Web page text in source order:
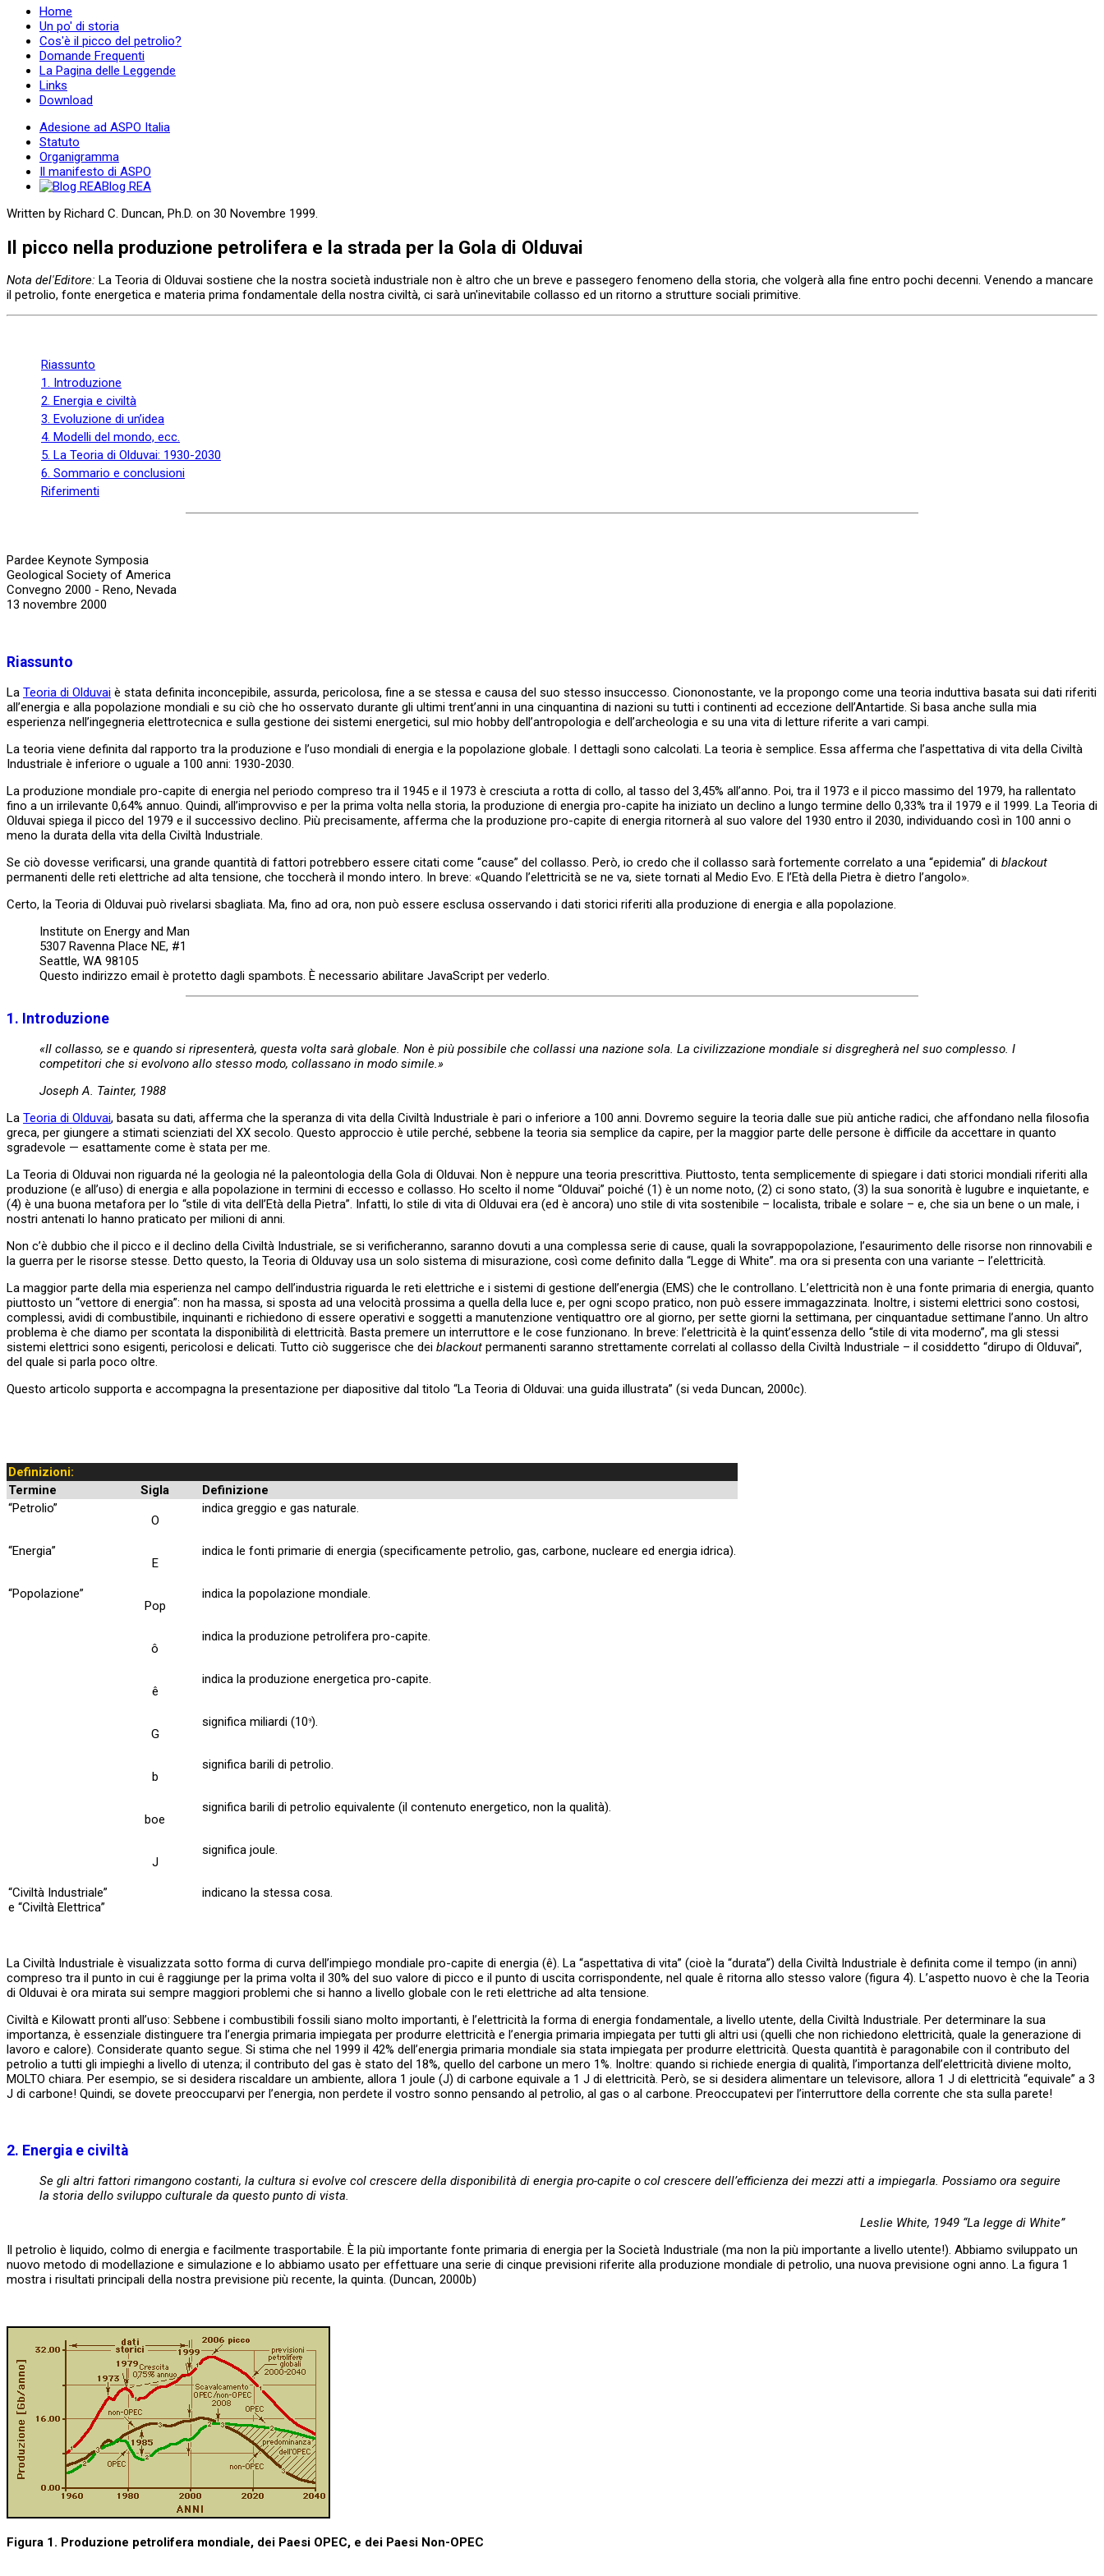
Home
Un po' di storia
Cos'è il picco del petrolio?
Domande Frequenti
La Pagina delle Leggende
Links
Download
Adesione ad ASPO Italia
Statuto
Organigramma
Il manifesto di ASPO
Blog REA
Written by Richard C. Duncan, Ph.D. on 30 Novembre 1999.
Il picco nella produzione petrolifera e la strada per la Gola di Olduvai
Nota del'Editore: La Teoria di Olduvai sostiene che la nostra società industriale non è altro che un breve e passegero fenomeno della storia, che volgerà alla fine entro pochi decenni. Venendo a mancare
il petrolio, fonte energetica e materia prima fondamentale della nostra civiltà, ci sarà un'inevitabile collasso ed un ritorno a strutture sociali primitive.
Riassunto
1. Introduzione
2. Energia e civiltà
3. Evoluzione di un’idea
4. Modelli del mondo, ecc.
5. La Teoria di Olduvai: 1930-2030
6. Sommario e conclusioni
Riferimenti
Pardee Keynote Symposia
Geological Society of America
Convegno 2000 - Reno, Nevada
13 novembre 2000
Riassunto
La Teoria di Olduvai è stata definita inconcepibile, assurda, pericolosa, fine a se stessa e causa del suo stesso insuccesso. Ciononostante, ve la propongo come una teoria induttiva basata sui dati riferiti
all’energia e alla popolazione mondiali e su ciò che ho osservato durante gli ultimi trent’anni in una cinquantina di nazioni su tutti i continenti ad eccezione dell’Antartide. Si basa anche sulla mia
esperienza nell’ingegneria elettrotecnica e sulla gestione dei sistemi energetici, sul mio hobby dell’antropologia e dell’archeologia e su una vita di letture riferite a vari campi.
La teoria viene definita dal rapporto tra la produzione e l’uso mondiali di energia e la popolazione globale. I dettagli sono calcolati. La teoria è semplice. Essa afferma che l’aspettativa di vita della Civiltà
Industriale è inferiore o uguale a 100 anni: 1930-2030.
La produzione mondiale pro-capite di energia nel periodo compreso tra il 1945 e il 1973 è cresciuta a rotta di collo, al tasso del 3,45% all’anno. Poi, tra il 1973 e il picco massimo del 1979, ha rallentato
fino a un irrilevante 0,64% annuo. Quindi, all’improvviso e per la prima volta nella storia, la produzione di energia pro-capite ha iniziato un declino a lungo termine dello 0,33% tra il 1979 e il 1999. La Teoria di
Olduvai spiega il picco del 1979 e il successivo declino. Più precisamente, afferma che la produzione pro-capite di energia ritornerà al suo valore del 1930 entro il 2030, individuando così in 100 anni o
meno la durata della vita della Civiltà Industriale.
Se ciò dovesse verificarsi, una grande quantità di fattori potrebbero essere citati come “cause” del collasso. Però, io credo che il collasso sarà fortemente correlato a una “epidemia” di blackout
permanenti delle reti elettriche ad alta tensione, che toccherà il mondo intero. In breve: «Quando l’elettricità se ne va, siete tornati al Medio Evo. E l’Età della Pietra è dietro l’angolo».
Certo, la Teoria di Olduvai può rivelarsi sbagliata. Ma, fino ad ora, non può essere esclusa osservando i dati storici riferiti alla produzione di energia e alla popolazione.
Institute on Energy and Man
5307 Ravenna Place NE, #1
Seattle, WA 98105
Questo indirizzo email è protetto dagli spambots. È necessario abilitare JavaScript per vederlo.
1. Introduzione
«Il collasso, se e quando si ripresenterà, questa volta sarà globale. Non è più possibile che collassi una nazione sola. La civilizzazione mondiale si disgregherà nel suo complesso. I
competitori che si evolvono allo stesso modo, collassano in modo simile.»
Joseph A. Tainter, 1988
La Teoria di Olduvai, basata su dati, afferma che la speranza di vita della Civiltà Industriale è pari o inferiore a 100 anni. Dovremo seguire la teoria dalle sue più antiche radici, che affondano nella filosofia
greca, per giungere a stimati scienziati del XX secolo. Questo approccio è utile perché, sebbene la teoria sia semplice da capire, per la maggior parte delle persone è difficile da accettare in quanto
sgradevole — esattamente come è stata per me.
La Teoria di Olduvai non riguarda né la geologia né la paleontologia della Gola di Olduvai. Non è neppure una teoria prescrittiva. Piuttosto, tenta semplicemente di spiegare i dati storici mondiali riferiti alla
produzione (e all’uso) di energia e alla popolazione in termini di eccesso e collasso. Ho scelto il nome “Olduvai” poiché (1) è un nome noto, (2) ci sono stato, (3) la sua sonorità è lugubre e inquietante, e
(4) è una buona metafora per lo “stile di vita dell’Età della Pietra”. Infatti, lo stile di vita di Olduvai era (ed è ancora) uno stile di vita sostenibile – localista, tribale e solare – e, che sia un bene o un male, i
nostri antenati lo hanno praticato per milioni di anni.
Non c’è dubbio che il picco e il declino della Civiltà Industriale, se si verificheranno, saranno dovuti a una complessa serie di cause, quali la sovrappopolazione, l’esaurimento delle risorse non rinnovabili e
la guerra per le risorse stesse. Detto questo, la Teoria di Olduvay usa un solo sistema di misurazione, così come definito dalla “Legge di White”. ma ora si presenta con una variante – l’elettricità.
La maggior parte della mia esperienza nel campo dell’industria riguarda le reti elettriche e i sistemi di gestione dell’energia (EMS) che le controllano. L’elettricità non è una fonte primaria di energia, quanto
piuttosto un “vettore di energia”: non ha massa, si sposta ad una velocità prossima a quella della luce e, per ogni scopo pratico, non può essere immagazzinata. Inoltre, i sistemi elettrici sono costosi,
complessi, avidi di combustibile, inquinanti e richiedono di essere operativi e soggetti a manutenzione ventiquattro ore al giorno, per sette giorni la settimana, per cinquantadue settimane l’anno. Un altro
problema è che diamo per scontata la disponibilità di elettricità. Basta premere un interruttore e le cose funzionano. In breve: l’elettricità è la quint’essenza dello “stile di vita moderno”, ma gli stessi
sistemi elettrici sono esigenti, pericolosi e delicati. Tutto ciò suggerisce che dei blackout permanenti saranno strettamente correlati al collasso della Civiltà Industriale – il cosiddetto “dirupo di Olduvai”,
del quale si parla poco oltre.
Questo articolo supporta e accompagna la presentazione per diapositive dal titolo “La Teoria di Olduvai: una guida illustrata” (si veda Duncan, 2000c).
Definizioni:
Termine
Sigla
Definizione
“Petrolio”
O
indica greggio e gas naturale.
“Energia”
E
indica le fonti primarie di energia (specificamente petrolio, gas, carbone, nucleare ed energia idrica).
“Popolazione”
Pop
indica la popolazione mondiale.
ô
indica la produzione petrolifera pro-capite.
ê
indica la produzione energetica pro-capite.
G
significa miliardi (109).
b
significa barili di petrolio.
boe
significa barili di petrolio equivalente (il contenuto energetico, non la qualità).
J
significa joule.
“Civiltà Industriale”
e “Civiltà Elettrica”
indicano la stessa cosa.
La Civiltà Industriale è visualizzata sotto forma di curva dell’impiego mondiale pro-capite di energia (ê). La “aspettativa di vita” (cioè la “durata”) della Civiltà Industriale è definita come il tempo (in anni)
compreso tra il punto in cui ê raggiunge per la prima volta il 30% del suo valore di picco e il punto di uscita corrispondente, nel quale ê ritorna allo stesso valore (figura 4). L’aspetto nuovo è che la Teoria
di Olduvai è ora mirata sui sempre maggiori problemi che si hanno a livello globale con le reti elettriche ad alta tensione.
Civiltà e Kilowatt pronti all’uso: Sebbene i combustibili fossili siano molto importanti, è l’elettricità la forma di energia fondamentale, a livello utente, della Civiltà Industriale. Per determinare la sua
importanza, è essenziale distinguere tra l’energia primaria impiegata per produrre elettricità e l’energia primaria impiegata per tutti gli altri usi (quelli che non richiedono elettricità, quale la generazione di
lavoro e calore). Considerate quanto segue. Si stima che nel 1999 il 42% dell’energia primaria mondiale sia stata impiegata per produrre elettricità. Questa quantità è paragonabile con il contributo del
petrolio a tutti gli impieghi a livello di utenza; il contributo del gas è stato del 18%, quello del carbone un mero 1%. Inoltre: quando si richiede energia di qualità, l’importanza dell’elettricità diviene molto,
MOLTO chiara. Per esempio, se si desidera riscaldare un ambiente, allora 1 joule (J) di carbone equivale a 1 J di elettricità. Però, se si desidera alimentare un televisore, allora 1 J di elettricità “equivale” a 3
J di carbone! Quindi, se dovete preoccuparvi per l’energia, non perdete il vostro sonno pensando al petrolio, al gas o al carbone. Preoccupatevi per l’interruttore della corrente che sta sulla parete!
2. Energia e civiltà
Se gli altri fattori rimangono costanti, la cultura si evolve col crescere della disponibilità di energia pro-capite o col crescere dell’efficienza dei mezzi atti a impiegarla. Possiamo ora seguire
la storia dello sviluppo culturale da questo punto di vista.
Leslie White, 1949 “La legge di White”
Il petrolio è liquido, colmo di energia e facilmente trasportabile. È la più importante fonte primaria di energia per la Società Industriale (ma non la più importante a livello utente!). Abbiamo sviluppato un
nuovo metodo di modellazione e simulazione e lo abbiamo usato per effettuare una serie di cinque previsioni riferite alla produzione mondiale di petrolio, una nuova previsione ogni anno. La figura 1
mostra i risultati principali della nostra previsione più recente, la quinta. (Duncan, 2000b)
Figura 1. Produzione petrolifera mondiale, dei Paesi OPEC, e dei Paesi Non-OPEC